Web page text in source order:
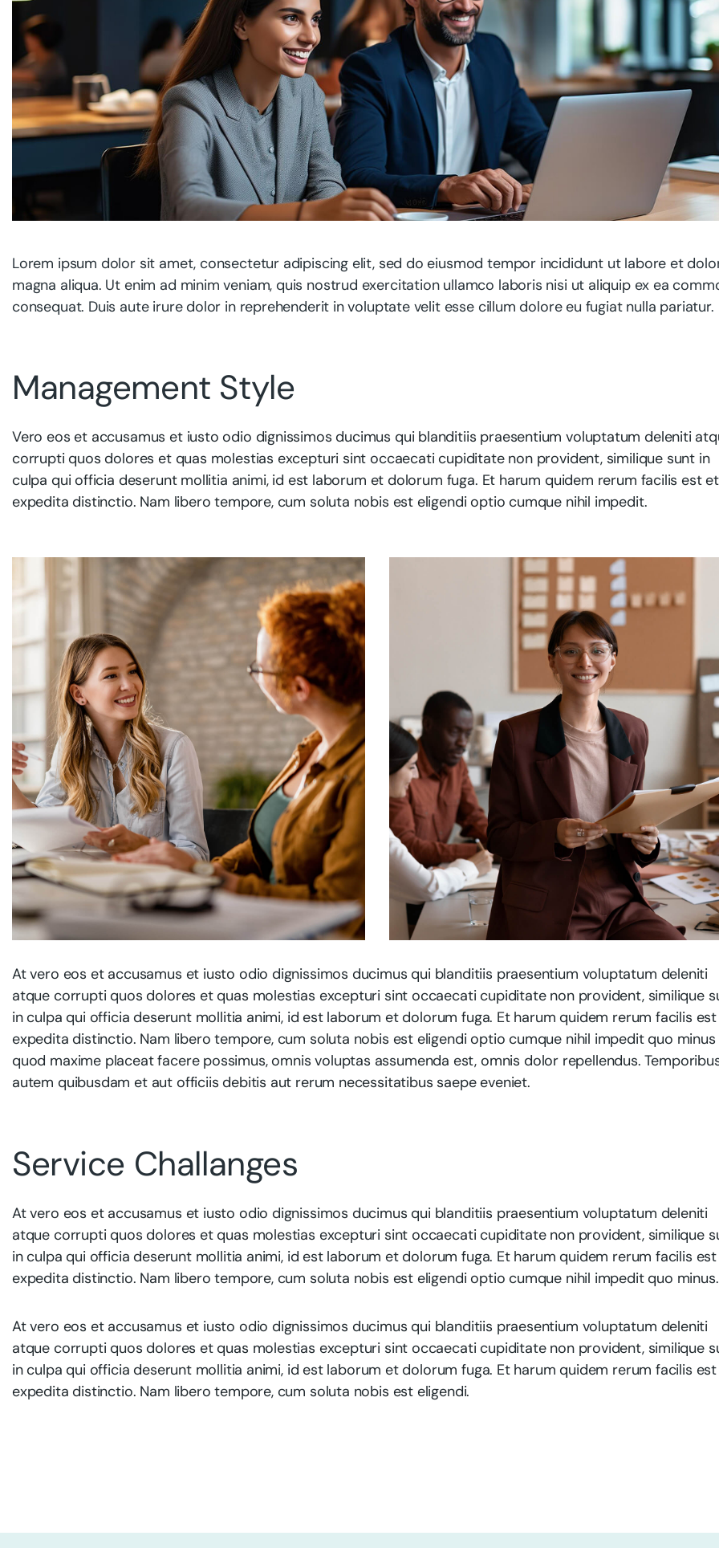
Lorem ipsum dolor sit amet, consectetur adipiscing elit, sed do eiusmod tempor incididunt ut labore et
magna aliqua. Ut enim ad minim veniam, quis nostrud exercitation ullamco laboris nisi ut aliquip ex ea
consequat. Duis aute irure dolor in reprehenderit in voluptate velit esse cillum dolore eu fugiat nulla pariatur.
Management Style
Vero eos et accusamus et iusto odio dignissimos ducimus qui blanditiis praesentium voluptatum deleniti
corrupti quos dolores et quas molestias excepturi sint occaecati cupiditate non provident, similique sunt in
culpa qui officia deserunt mollitia animi, id est laborum et dolorum fuga. Et harum quidem rerum facilis est et
expedita distinctio. Nam libero tempore, cum soluta nobis est eligendi optio cumque nihil impedit.
At vero eos et accusamus et iusto odio dignissimos ducimus qui blanditiis praesentium voluptatum deleniti
atque corrupti quos dolores et quas molestias excepturi sint occaecati cupiditate non provident, similique
in culpa qui officia deserunt mollitia animi, id est laborum et dolorum fuga. Et harum quidem rerum facilis
expedita distinctio. Nam libero tempore, cum soluta nobis est eligendi optio cumque nihil impedit quo minus
quod maxime placeat facere possimus, omnis voluptas assumenda est, omnis dolor repellendus.
autem quibusdam et aut officiis debitis aut rerum necessitatibus saepe eveniet.
Service Challanges
At vero eos et accusamus et iusto odio dignissimos ducimus qui blanditiis praesentium voluptatum deleniti
atque corrupti quos dolores et quas molestias excepturi sint occaecati cupiditate non provident, similique
in culpa qui officia deserunt mollitia animi, id est laborum et dolorum fuga. Et harum quidem rerum facilis
expedita distinctio. Nam libero tempore, cum soluta nobis est eligendi optio cumque nihil impedit quo minus.
At vero eos et accusamus et iusto odio dignissimos ducimus qui blanditiis praesentium voluptatum deleniti
atque corrupti quos dolores et quas molestias excepturi sint occaecati cupiditate non provident, similique
in culpa qui officia deserunt mollitia animi, id est laborum et dolorum fuga. Et harum quidem rerum facilis
expedita distinctio. Nam libero tempore, cum soluta nobis est eligendi.